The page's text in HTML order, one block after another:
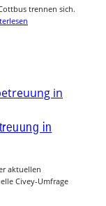
trennen sich.
in
aktuellen
Civey-Umfrage